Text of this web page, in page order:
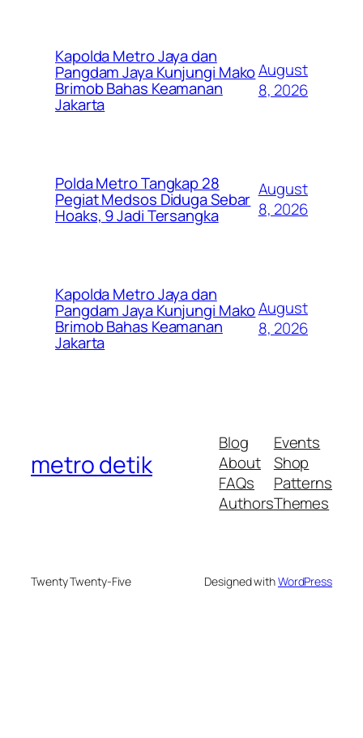
Kapolda Metro Jaya dan
Pangdam Jaya Kunjungi Mako
Brimob Bahas Keamanan
Jakarta
August
8, 2026
Polda Metro Tangkap 28
Pegiat Medsos Diduga Sebar
Hoaks, 9 Jadi Tersangka
August
8, 2026
Kapolda Metro Jaya dan
Pangdam Jaya Kunjungi Mako
Brimob Bahas Keamanan
Jakarta
August
8, 2026
metro detik
Blog
About
FAQs
Authors
Events
Shop
Patterns
Themes
Twenty Twenty-Five Designed withWordPress